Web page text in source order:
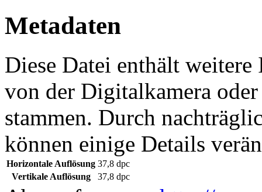
Metadaten
Diese Datei enthält
von der Digitalkamera
stammen. Durch
können einige Details
Horizontale Auflösung 37,8 dpc
Vertikale Auflösung
37,8 dpc